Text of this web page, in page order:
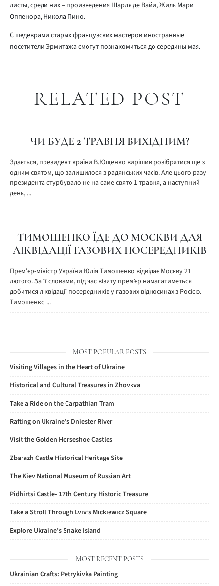
листы, среди них – произведения Шарля де Вайи, Жиль Мари
Оппенора, Никола Пино.
С шедеврами старых французских мастеров иностранные
посетители Эрмитажа смогут познакомиться до середины мая.
RELATED POST
ЧИ БУДЕ 2 ТРАВНЯ ВИХІДНИМ?
Здається, президент країни В.Ющенко вирішив розібратися ще з
одним святом, що залишилося з радянських часів. Але цього разу
президента стурбувало не на саме свято 1 травня, а наступний
день, ...
ТИМОШЕНКО ЇДЕ ДО МОСКВИ ДЛЯ
ЛІКВІДАЦІЇ ГАЗОВИХ ПОСЕРЕДНИКІВ
Прем'єр-міністр України Юлія Тимошенко відвідає Москву 21
лютого. За її словами, під час візиту прем’єр намагатиметься
добитися ліквідації посередників у газових відносинах з Росією.
Тимошенко ...
MOST POPULAR POSTS
Visiting Villages in the Heart of Ukraine
Historical and Cultural Treasures in Zhovkva
Take a Ride on the Carpathian Tram
Rafting on Ukraine’s Dniester River
Visit the Golden Horseshoe Castles
Zbarazh Castle Historical Heritage Site
The Kiev National Museum of Russian Art
Pidhirtsi Castle- 17th Century Historic Treasure
Take a Stroll Through Lviv’s Mickiewicz Square
Explore Ukraine’s Snake Island
MOST RECENT POSTS
Ukrainian Crafts: Petrykivka Painting